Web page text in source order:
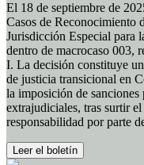
El 18 de septiembre de
Casos de Reconocimiento
Jurisdicción Especial para
dentro de macrocaso 003,
I. La decisión constituye
de justicia transicional en
la imposición de sanciones
extrajudiciales, tras surtir
responsabilidad por parte
Leer el boletín